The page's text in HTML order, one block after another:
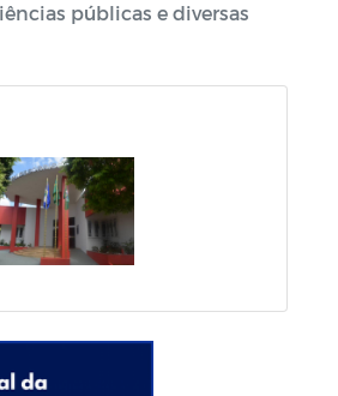
públicas e diversas